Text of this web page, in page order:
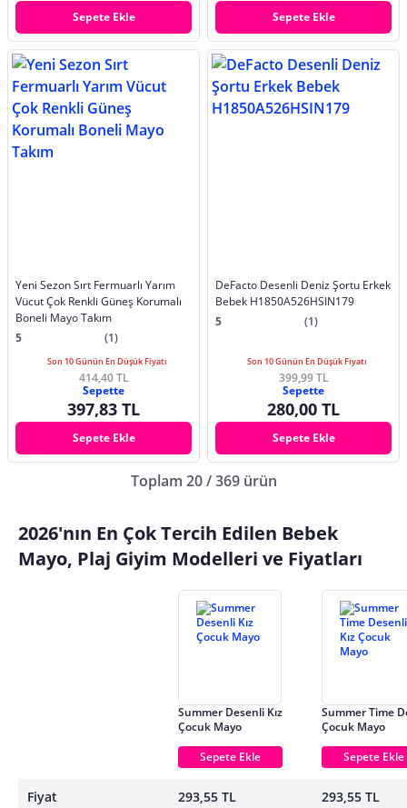
Sepete Ekle
Sepete Ekle
Yeni Sezon Sırt Fermuarlı Yarım
Vücut Çok Renkli Güneş Korumalı
Boneli Mayo Takım
5
(1)
Son 10 Günün En Düşük Fiyatı
414,40 TL
Sepette
397,83 TL
Sepete Ekle
DeFacto Desenli Deniz Şortu Erkek
Bebek H1850A526HSIN179
5
(1)
Son 10 Günün En Düşük Fiyatı
399,99 TL
Sepette
280,00 TL
Sepete Ekle
Toplam 20 / 369 ürün
2026'nın En Çok Tercih Edilen Bebek
Mayo, Plaj Giyim Modelleri ve Fiyatları
Fiyat
Summer Desenli Kız
Çocuk Mayo
Sepete Ekle
293,55 TL
Summer Time
Çocuk Mayo
Sepete Ekle
293,55 TL